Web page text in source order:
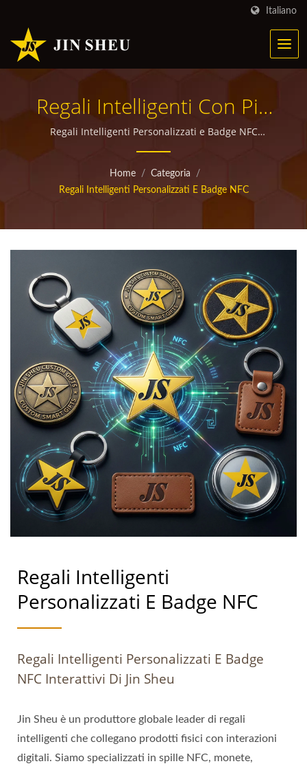
Italiano
Regali Intelligenti Con Pin
NFC, Moneta NFC,
Portachiavi NFC E Design
Di Badge Intelligenti Per Il
Interattivi | Prodotti
Metallici Personalizzati Per
Campagne Di Marketing
Regali Intelligenti Personalizzati e Badge NFC
Interattivi di Jin Sheu | articoli promozionali
Home / Categoria
/
Regali Intelligenti Personalizzati E Badge NFC
Regali Intelligenti
Personalizzati E Badge NFC
Regali Intelligenti Personalizzati E Badge
NFC Interattivi Di Jin Sheu
Jin Sheu è un produttore globale leader di regali
intelligenti che collegano prodotti fisici con interazioni
digitali. Siamo specializzati in spille NFC, monete,